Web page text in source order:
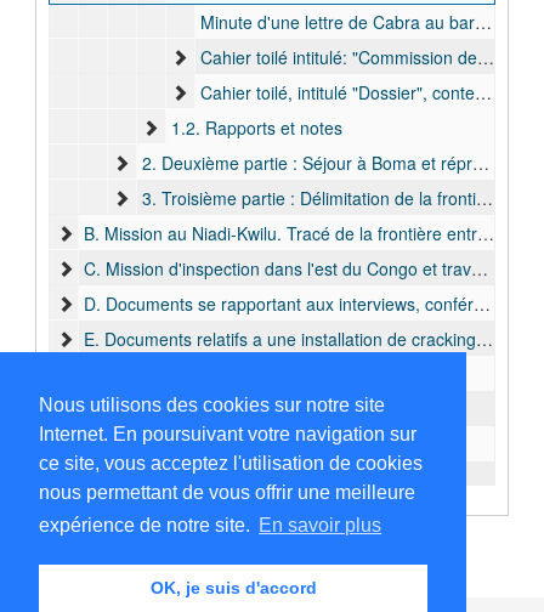
Nous utilisons des cookies sur notre site
Internet. En poursuivant votre navigation sur
ce site, vous acceptez l'utilisation de cookies
nous permettant de vous offrir une meilleure
expérience de notre site. En savoir plus
OK, je suis d'accord
Minute d'une lettre de Cabra au baron de Cuvelier, secrétaire général aux Affaires étrangères de l'E.I.C., [1898]
Cahier toilé intitulé: "Commission de délimitation, enclave de Cabinda, correspondance", contenant copie de lettres numérotées de 231 à 338
Cahier toilé, intitulé "Dossier", contenant copie de la correspondance de Cabra entre le 29 septembre 1899 et le 19 février 1900
1.2. Rapports et notes
2. Deuxième partie : Séjour à Boma et répression de la révolte de Shinkakasa (octobre 1899 - août 1900)
3. Troisième partie : Délimitation de la frontière entre l'EIC et les possessions portugaises entre Noki et le Kwango (juillet 1901 - novembre 1902)
B. Mission au Niadi-Kwilu. Tracé de la frontière entre l'EIC et le Congo Français (juin 1903 - oct. 1903)
C. Mission d'inspection dans l'est du Congo et traversée de l'Afrique avec Mme Cabra (avr. 1905 - déc. 1906)
D. Documents se rapportant aux interviews, conférences et articles de Mme Cabra, après sa traversée de l'Afrique
E. Documents relatifs a une installation de cracking à Kinshasa
G. Brochures, articles et circulaires
H. Documents divers